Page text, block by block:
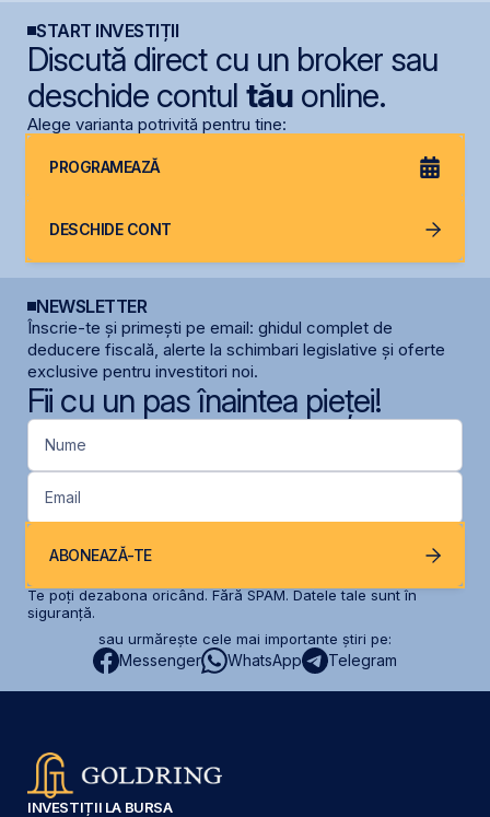
START INVESTIȚII
Discută direct cu un broker sau
deschide contul tăuonline.
Alege varianta potrivită pentru tine:
PROGRAMEAZĂ
DESCHIDE CONT
NEWSLETTER
Înscrie-te și primești pe email: ghidul complet de
deducere fiscală, alerte la schimbari legislative și oferte
exclusive pentru investitori noi.
Fii cu un pas înaintea pieței!
Nume
Email
ABONEAZĂ-TE
Te poți dezabona oricând. Fără SPAM. Datele tale sunt în
siguranță.
sau urmărește cele mai importante știri pe:
Messenger WhatsApp Telegram
INVESTIȚII LA BURSA